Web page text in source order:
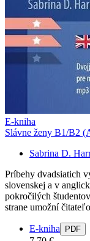
E-kniha
Slávne ženy B1/B2
Sabrina D.
Príbehy dvadsiatich
slovenskej a v
pokročilých
strane umožní
E-kniha PDF